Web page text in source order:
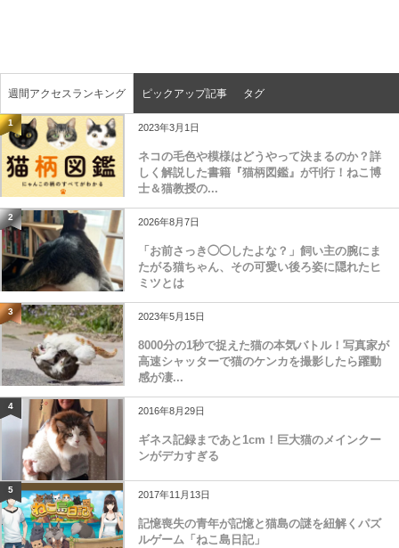
週間アクセスランキング ピックアップ記事 タグ
1 2023年3月1日
ネコの毛色や模様はどうやって決まるのか？詳
しく解説した書籍『猫柄図鑑』が刊行！ねこ博
士＆猫教授の...
2 2026年8月7日
「お前さっき◯◯したよな？」飼い主の腕にま
たがる猫ちゃん、その可愛い後ろ姿に隠れたヒ
ミツとは
3 2023年5月15日
8000分の1秒で捉えた猫の本気バトル！写真家が
高速シャッターで猫のケンカを撮影したら躍動
感が凄...
4 2016年8月29日
ギネス記録まであと1cm！巨大猫のメインクー
ンがデカすぎる
5 2017年11月13日
記憶喪失の青年が記憶と猫島の謎を紐解くパズ
ルゲーム「ねこ島日記」